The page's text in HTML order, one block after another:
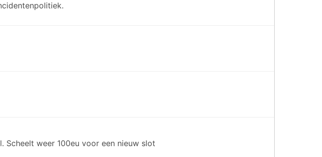
weer 100eu voor een nieuw slot